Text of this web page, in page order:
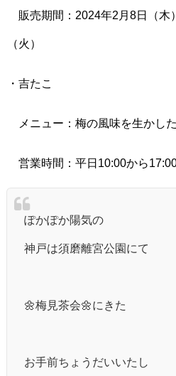
販売期間：2024年2月8日（木
（火）
・吉たこ
メニュー：梅の風味を生かし
営業時間：平日10:00から
ぽかぽか陽気の
神戸は須磨離宮公園にて
🌼梅見茶会🌼にきた
お手前ちょうだいいたし